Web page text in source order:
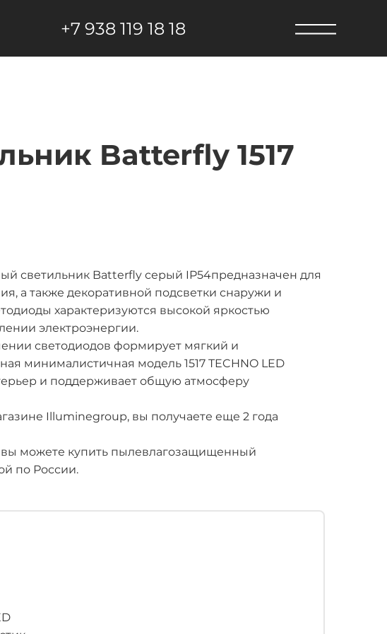
+7 938 119 18 18
Batterfly 1517
светильник Batterfly серый IP54предназначен для
а также декоративной подсветки снаружи и
характеризуются высокой яркостью
электроэнергии.
светодиодов формирует мягкий и
минималистичная модель 1517 TECHNO LED
и поддерживает общую атмосферу
Illuminegroup, вы получаете еще 2 года
можете купить пылевлагозащищенный
по России.